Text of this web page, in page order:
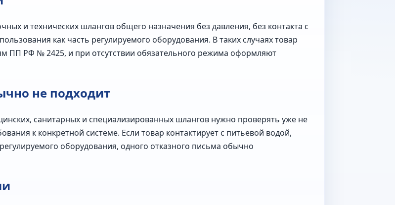
и технических шлангов общего назначения без давления, без контакта с
как часть регулируемого оборудования. В таких случаях товар
ПП РФ № 2425, и при отсутствии обязательного режима оформляют
не подходит
санитарных и специализированных шлангов нужно проверять уже не
к конкретной системе. Если товар контактирует с питьевой водой,
оборудования, одного отказного письма обычно